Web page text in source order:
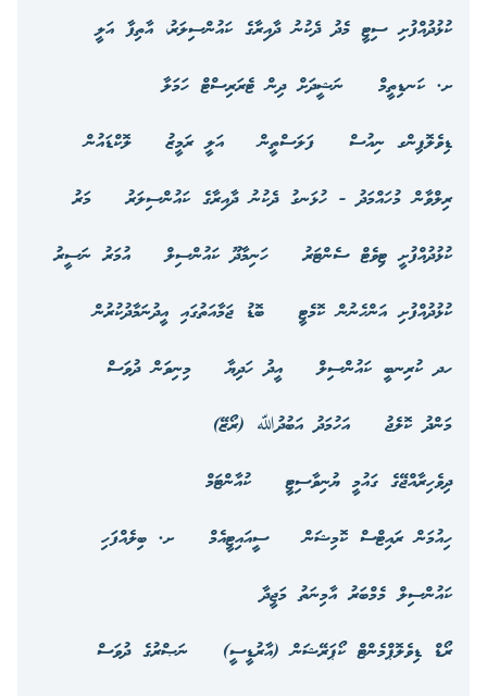
ކުޅުދުއްފުށި ސިޓީ މެދު ދެކުނު ދާއިރާގެ ކައުންސިލަރު، އާތިފާ އަލީ
ށ. ކަނޑިތީމް
ނަޝީދަށް ދިން ޓެރަރިސްޓް ހަމަލާ
ޑިވެލޮޕިންގ ނިއުސް
ފަލަސްތީން އަލީ ރަމީޒު
ލޮކްޑައުން
ރިލްވާން މުހައްމަދު - ހުޅަނގު ދެކުނު ދާއިރާގެ ކައުންސިލަރު
މަރު
ކުޅުދުއްފުށީ ޓިވެޓް ސެންޓަރު
ހަނިމާދޫ ކައުންސިލް
އުމަރު ނަސީރު
ކުޅުދުއްފުށި އަންހެނުން ކޮމެޓީ
ބޮޑު ޖަމާއަތުގައި އީދުނަމާދުކުރުން
ހދ ކުރިނބީ ކައުންސިލް
އީދު ހަދިޔާ
މިނިވަން ދުވަސް
މަންދު ކޮލެޖު
އަހުމަދު އަބުދުﷲ (ރޯޒޭ)
ދިވެހިރާއްޖޭގެ ގައުމީ ޔުނިވާސިޓީ
ކުއާންޓަމް
ހިއުމަން ރައިޓްސް ކޮމިޝަން
ސީއައިޓީއެމް
ށ. ބިލެއްފަހި
ކައުންސިލް މެމްބަރު އާމިނަތު މަޖީދާ
ރޯޑް ޑިވެލޮޕްމެންޓް ކޯޕަރޭޝަން (އާރުޑީސީ)
ނަޞްރުގެ ދުވަސް